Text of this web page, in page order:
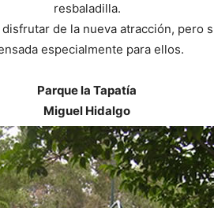
resbaladilla.
de la nueva atracción, pero
especialmente para ellos.
Parque la Tapatía
Miguel Hidalgo